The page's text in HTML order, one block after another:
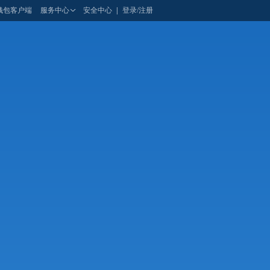
包客户端 服务中心 安全中心 登录/注册